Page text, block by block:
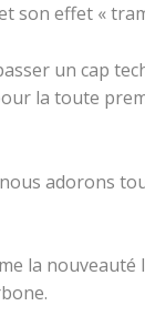
son effet «
un cap
la toute
adorons
la nouveauté